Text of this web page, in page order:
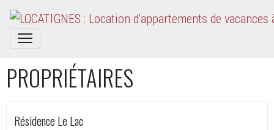
PROPRIÉTAIRES
Résidence Le Lac